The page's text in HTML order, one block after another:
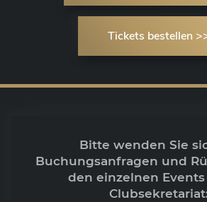
Tickets bestellen
Bitte wenden Sie
Buchungsanfragen und
den einzelnen Events